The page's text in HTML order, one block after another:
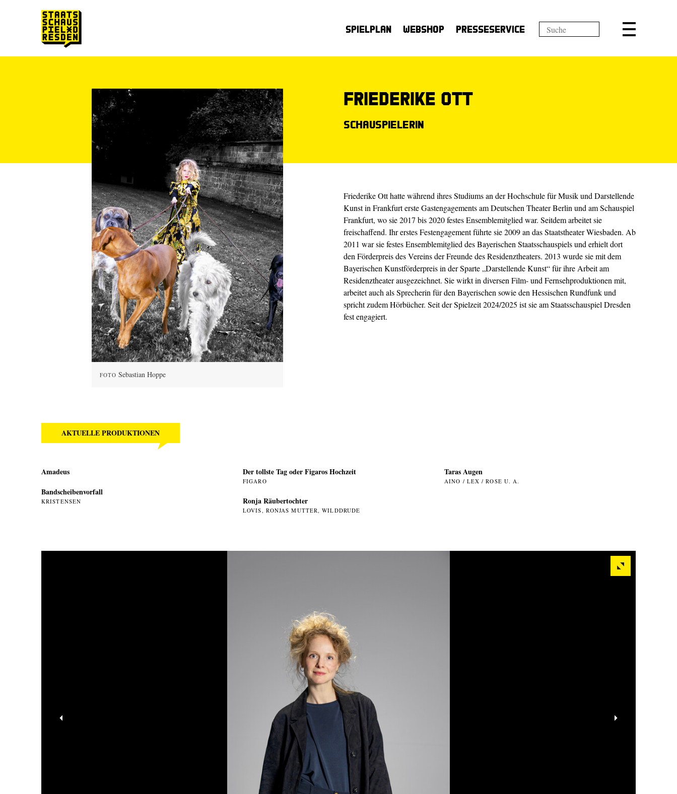
Spielplan Webshop Presseservice
FOTO Sebastian Hoppe
Friederike Ott
Schauspielerin
Friederike Ott hatte während ihres Studiums an der Hochschule für Musik und Darstellende
Kunst in Frankfurt erste Gastengagements am Deutschen Theater Berlin und am Schauspiel
Frankfurt, wo sie 2017 bis 2020 festes Ensemblemitglied war. Seitdem arbeitet sie
freischaffend. Ihr erstes Festengagement führte sie 2009 an das Staatstheater Wiesbaden. Ab
2011 war sie festes Ensemblemitglied des Bayerischen Staatsschauspiels und erhielt dort
den Förderpreis des Vereins der Freunde des Residenztheaters. 2013 wurde sie mit dem
Bayerischen Kunstförderpreis in der Sparte „Darstellende Kunst“ für ihre Arbeit am
Residenztheater ausgezeichnet. Sie wirkt in diversen Film- und Fernsehproduktionen mit,
arbeitet auch als Sprecherin für den Bayerischen sowie den Hessischen Rundfunk und
spricht zudem Hörbücher. Seit der Spielzeit 2024/2025 ist sie am Staatsschauspiel Dresden
fest engagiert.
AKTUELLE PRODUKTIONEN
Amadeus
Bandscheibenvorfall
KRISTENSEN
Der tollste Tag oder Figaros Hochzeit
FIGARO
Ronja Räubertochter
LOVIS, RONJAS MUTTER, WILDDRUDE
Taras Augen
AINO / LEX / ROSE U. A.